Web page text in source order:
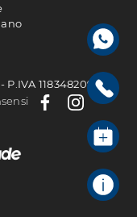
11834820968 |